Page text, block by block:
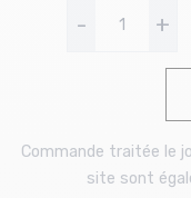
- +
Commande traitée le
site sont